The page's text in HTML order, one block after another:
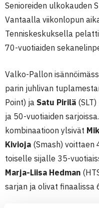
Senioreiden ulkokauden
Vantaalla viikonlopun
Tenniskeskuksella
70-vuotiaiden
Valko-Pallon
parin juhlivan
Point) ja Satu Pirilä
ja 50-vuotiaiden
kombinaatioon ylsivät
Kivioja (Smash)
toiselle sijalle 35-
Marja-Liisa Hedman
sarjan ja olivat finaalissa